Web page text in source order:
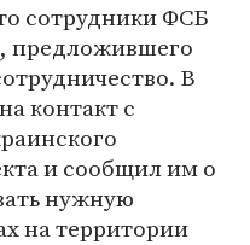
сотрудники ФСБ
, предложившего
В
контакт с
и сообщил им о
нужную
на территории